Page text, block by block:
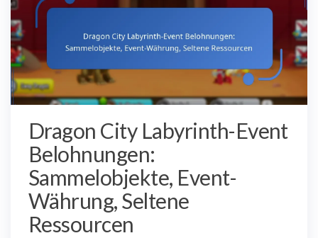
Dragon City Labyrinth-Event
Belohnungen:
Sammelobjekte, Event-
Währung, Seltene
Ressourcen